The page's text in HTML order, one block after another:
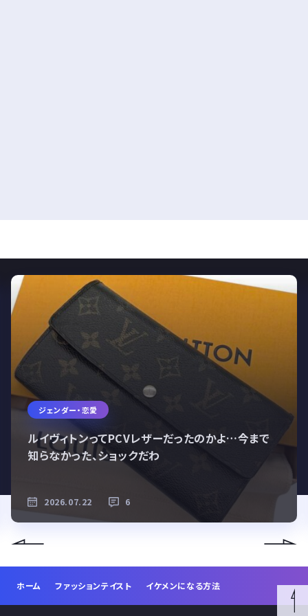
ジェンダー・恋愛
ルイヴィトンってPCVレザーだったのかよ…今まで
知らなかった、ショックだわ
2026.07.22 6
ホーム ファッションテイスト イケメンになる方法